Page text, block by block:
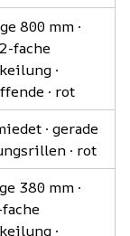
800 mm ·
fache
·
· rot
· gerade
· rot
380 mm ·
·